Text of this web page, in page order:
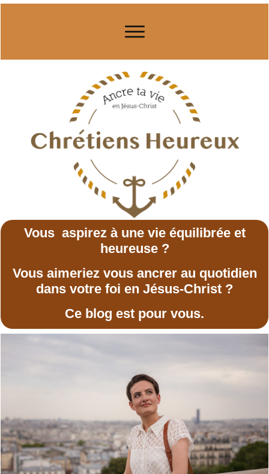
Vous aspirez à une vie équilibrée et
heureuse ?
Vous aimeriez vous ancrer au quotidien
dans votre foi en Jésus-Christ ?
Ce blog est pour vous.